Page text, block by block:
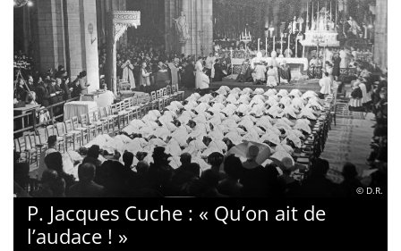
© D.R.
P. Jacques Cuche : « Qu’on ait de
l’audace ! »